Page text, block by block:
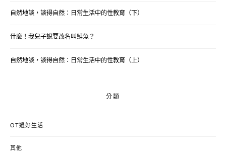
自然地談，談得自然：日常生活中的性教育（下）
什麼！我兒子說要改名叫鮭魚？
自然地談，談得自然：日常生活中的性教育（上）
分類
OT過好生活
其他